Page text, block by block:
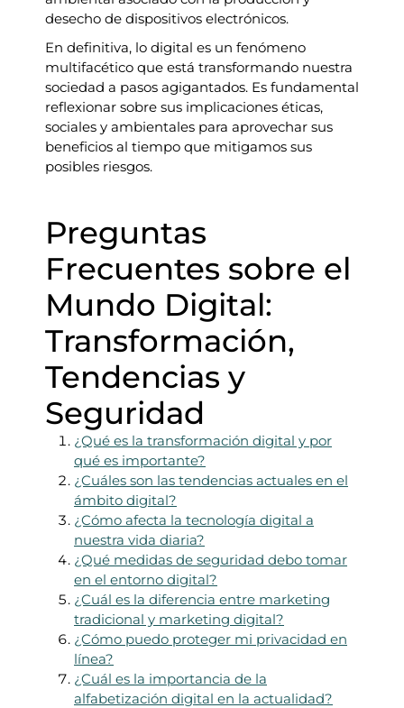
desecho de dispositivos electrónicos.
En definitiva, lo digital es un fenómeno
multifacético que está transformando nuestra
sociedad a pasos agigantados. Es fundamental
reflexionar sobre sus implicaciones éticas,
sociales y ambientales para aprovechar sus
beneficios al tiempo que mitigamos sus
posibles riesgos.
Preguntas
Frecuentes sobre el
Mundo Digital:
Transformación,
Tendencias y
Seguridad
¿Qué es la transformación digital y por
qué es importante?
¿Cuáles son las tendencias actuales en el
ámbito digital?
¿Cómo afecta la tecnología digital a
nuestra vida diaria?
¿Qué medidas de seguridad debo tomar
en el entorno digital?
¿Cuál es la diferencia entre marketing
tradicional y marketing digital?
¿Cómo puedo proteger mi privacidad en
línea?
¿Cuál es la importancia de la
alfabetización digital en la actualidad?